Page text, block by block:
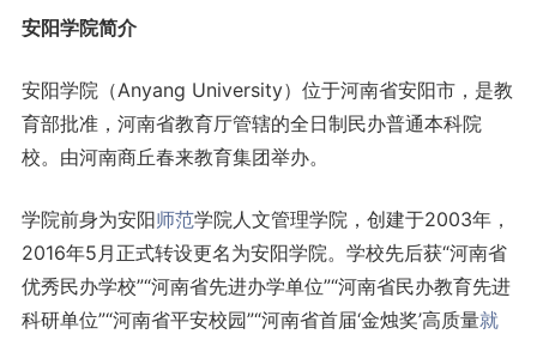
安阳学院简介
安阳学院（Anyang University）位于河南省安阳市，是教
育部批准，河南省教育厅管辖的全日制民办普通本科院
校。由河南商丘春来教育集团举办。
学院前身为安阳师范学院人文管理学院，创建于2003年，
2016年5月正式转设更名为安阳学院。学校先后获“河南省
优秀民办学校”“河南省先进办学单位”“河南省民办教育先进
科研单位”“河南省平安校园”“河南省首届‘金烛奖’高质量就